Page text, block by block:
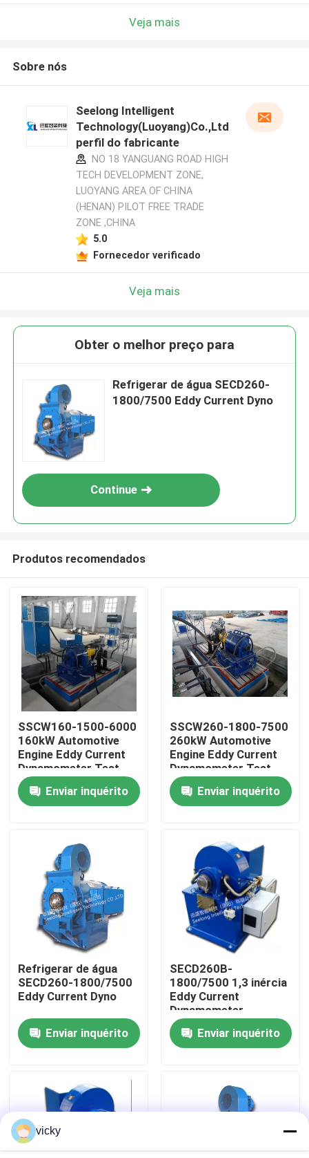
Início
Produtos
Sobre nós
Visita à fábrica
Controle de Qualidade
Contacte-nos
Notícias
Dinamômetro do torque
Dinamômetro de alta velocidade
Veja mais
Sobre nós
Seelong Intelligent
Technology(Luoyang)Co.,Ltd
perfil do fabricante
NO 18 YANGUANG ROAD HIGH
TECH DEVELOPMENT ZONE,
LUOYANG AREA OF CHINA
(HENAN) PILOT FREE TRADE
ZONE ,CHINA
5.0
Fornecedor verificado
Veja mais
Obter o melhor preço para
Refrigerar de água SECD260-
1800/7500 Eddy Current Dyno
Continue
Produtos recomendados
SSCW160-1500-6000
160kW Automotive
Engine Eddy Current
Dynamometer Test
Bench
Enviar inquérito
SSCW260-1800-7500
260kW Automotive
Engine Eddy Current
Dynamometer Test
Bench
Enviar inquérito
Refrigerar de água
SECD260-1800/7500
Eddy Current Dyno
Enviar inquérito
SECD260B-
1800/7500 1,3 inércia
Eddy Current
Dynamometer
Enviar inquérito
vicky